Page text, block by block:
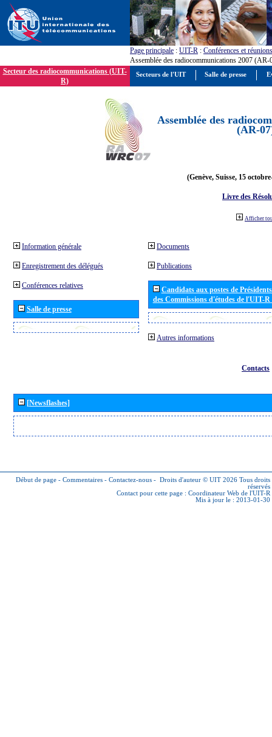
Page principale : UIT-R : Conférences et réunions
Assemblée des radiocommunications 2007 (AR-
Secteur des radiocommunications (UIT-
R)
Assemblée des
(AR-
(Genève, Suisse, 15
Livre des
Afficher
Information générale
Enregistrement des délégués
Conférences relatives
Salle de presse
Documents
Publications
Candidats aux postes de
des Commissions d'études de l'UIT-
Autres informations
Contacts
[Newsflashes]
Début de page - Commentaires - Contactez-nous - Droits d'auteur © UIT 2026 Tous droits
réservés
Contact pour cette page : Coordinateur Web de l'UIT-R
Mis à jour le : 2013-01-30
Secteurs de l'UIT Salle de presse